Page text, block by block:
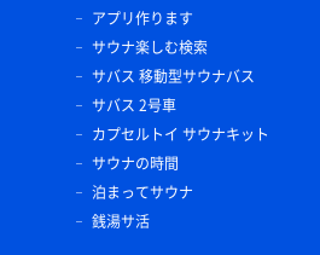
アプリ作ります
サウナ楽しむ検索
サバス 移動型サウナバス
サバス 2号車
カプセルトイ サウナキット
サウナの時間
泊まってサウナ
銭湯サ活